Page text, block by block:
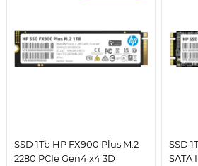
SSD 1Tb HP FX900 Plus M.2
2280 PCIe Gen4 x4 3D
SSD
SATA